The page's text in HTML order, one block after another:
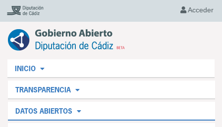
Acceder
INICIO
TRANSPARENCIA
DATOS ABIERTOS